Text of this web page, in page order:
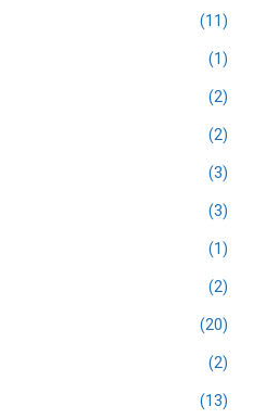
(11)
(1)
(2)
(2)
(3)
(3)
(1)
(2)
(20)
(2)
(13)